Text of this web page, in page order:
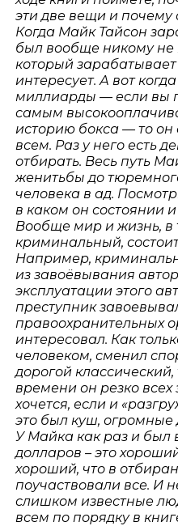
эти две вещи и
Когда Майк Тайсон
был вообще никому не
который
интересует. А вот
миллиарды — если вы
самым
историю бокса — то он
всем. Раз у него есть
отбирать. Весь путь
женитьбы до
человека в ад.
в каком он состоянии
Вообще мир и жизнь, в
криминальный, состоит
Например,
из завоёвывания
эксплуатации этого
преступник
правоохранительных
интересовал. Как
человеком, сменил
дорогой
времени он резко
хочется, если и
это был куш, огромные
У Майка как раз и
долларов – это
хороший, что в
поучаствовали все. И
слишком известные
всем по порядку в